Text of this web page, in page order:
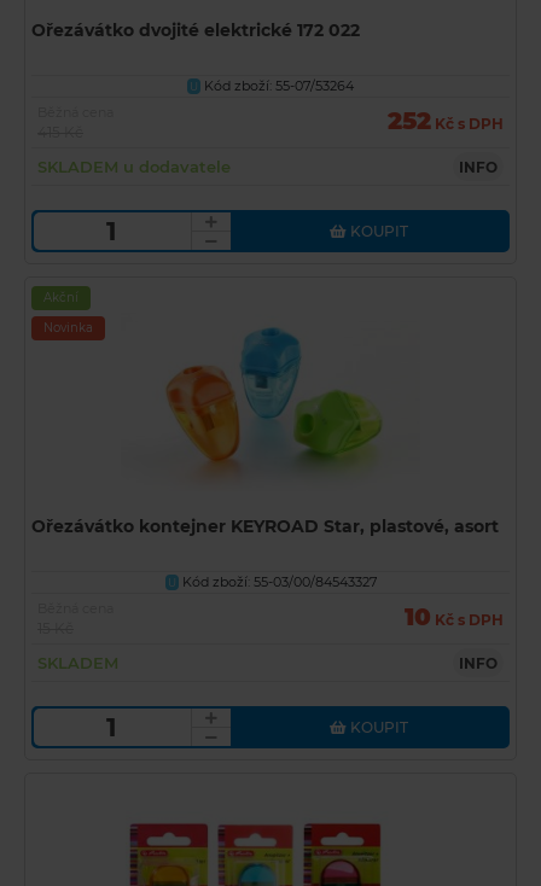
Ořezávátko dvojité elektrické 172 022
U
Kód zboží: 55-07/53264
252 Kč s DPH
SKLADEM u dodavatele INFO
KOUPIT
Akční
Novinka
Ořezávátko kontejner KEYROAD Star, plastové, asort
U Kód zboží: 55-03/00/84543327
10 Kč s DPH
SKLADEM INFO
KOUPIT